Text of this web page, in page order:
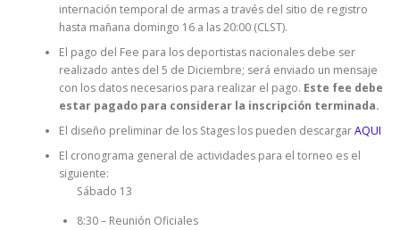
internación temporal de armas a través del sitio de registro
hasta mañana domingo 16 a las 20:00 (CLST).
El pago del Fee para los deportistas nacionales debe ser
realizado antes del 5 de Diciembre; será enviado un mensaje
con los datos necesarios para realizar el pago. Este fee debe
estar pagado para considerar la inscripción terminada.
El diseño preliminar de los Stages los pueden descargarAQUI
El cronograma general de actividades para el torneo es el
siguiente:
Sábado 13
8:30 – Reunión Oficiales